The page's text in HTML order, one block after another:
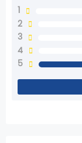
1
2
3
4
5